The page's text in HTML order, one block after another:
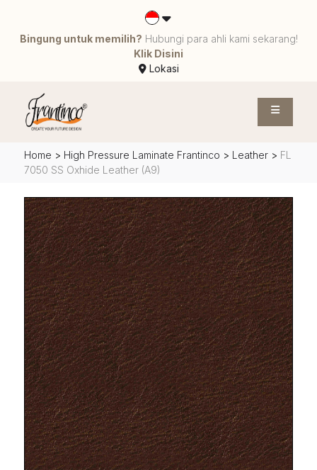
Bingung untuk memilih? Hubungi para ahli kami sekarang!
Klik Disini
Lokasi
Home > High Pressure Laminate Frantinco > Leather > FL
7050 SS Oxhide Leather (A9)